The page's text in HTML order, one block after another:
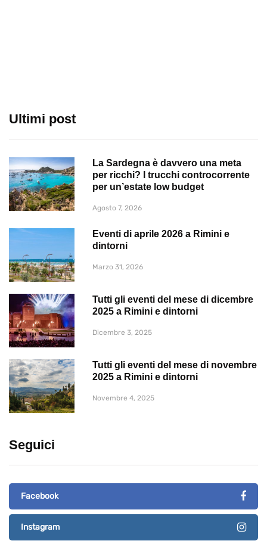
Ultimi post
La Sardegna è davvero una meta
per ricchi? I trucchi controcorrente
per un’estate low budget
Agosto 7, 2026
Eventi di aprile 2026 a Rimini e
dintorni
Marzo 31, 2026
Tutti gli eventi del mese di dicembre
2025 a Rimini e dintorni
Dicembre 3, 2025
Tutti gli eventi del mese di novembre
2025 a Rimini e dintorni
Novembre 4, 2025
Seguici
Facebook
Instagram